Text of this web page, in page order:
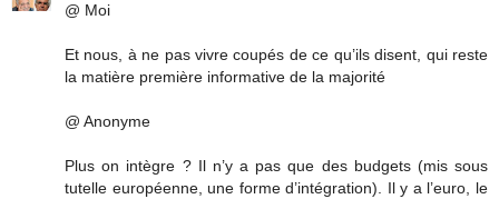
@ Moi
Et nous, à ne pas vivre coupés de ce qu’ils disent, qui reste
la matière première informative de la majorité
@ Anonyme
Plus on intègre ? Il n’y a pas que des budgets (mis sous
tutelle européenne, une forme d’intégration). Il y a l’euro, le